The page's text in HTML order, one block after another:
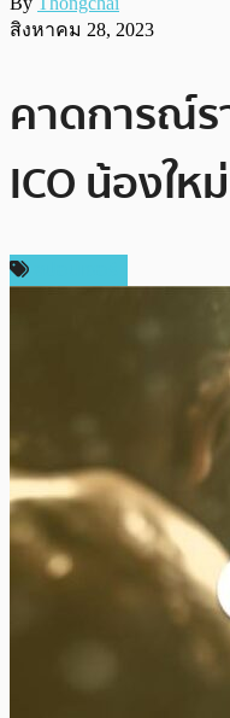
สิงหาคม 28, 2023
คาดการณ์ร
ICO น้องให